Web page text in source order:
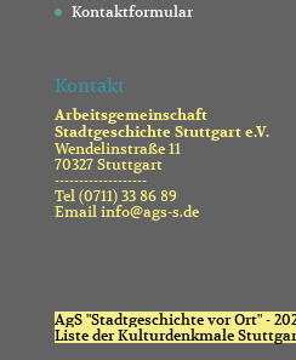
Kontaktformular
Kontakt
Arbeitsgemeinschaft
Stadtgeschichte Stuttgart e.V.
Wendelinstraße 11
70327 Stuttgart
-------------------
Tel (0711) 33 86 89
Email info@ags-s.de
AgS "Stadtgeschichte vor Ort" -
Liste der Kulturdenkmale